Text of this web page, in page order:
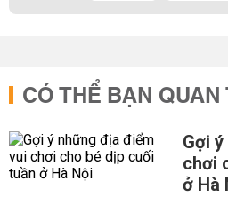
CÓ THỂ BẠN
Gợi
chơi
ở Hà